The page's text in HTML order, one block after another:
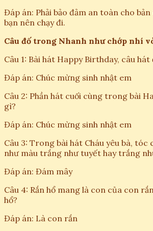
Đáp án: Phải bảo đảm an toàn cho
bạn nên chạy đi.
Câu đố trong Nhanh như chớp nhí
Câu 1: Bài hát Happy Birthday, câu
Đáp án: Chúc mừng sinh nhật em
Câu 2: Phần hát cuối cùng trong bài
gì?
Đáp án: Chúc mừng sinh nhật em
Câu 3: Trong bài hát Cháu yêu bà, tóc
như màu trắng như tuyết hay trắng
Đáp án: Đám mây
Câu 4: Rắn hổ mang là con của con
hổ?
Đáp án: Là con rắn